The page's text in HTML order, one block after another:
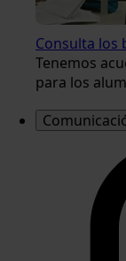
Consulta los
Tenemos
para los